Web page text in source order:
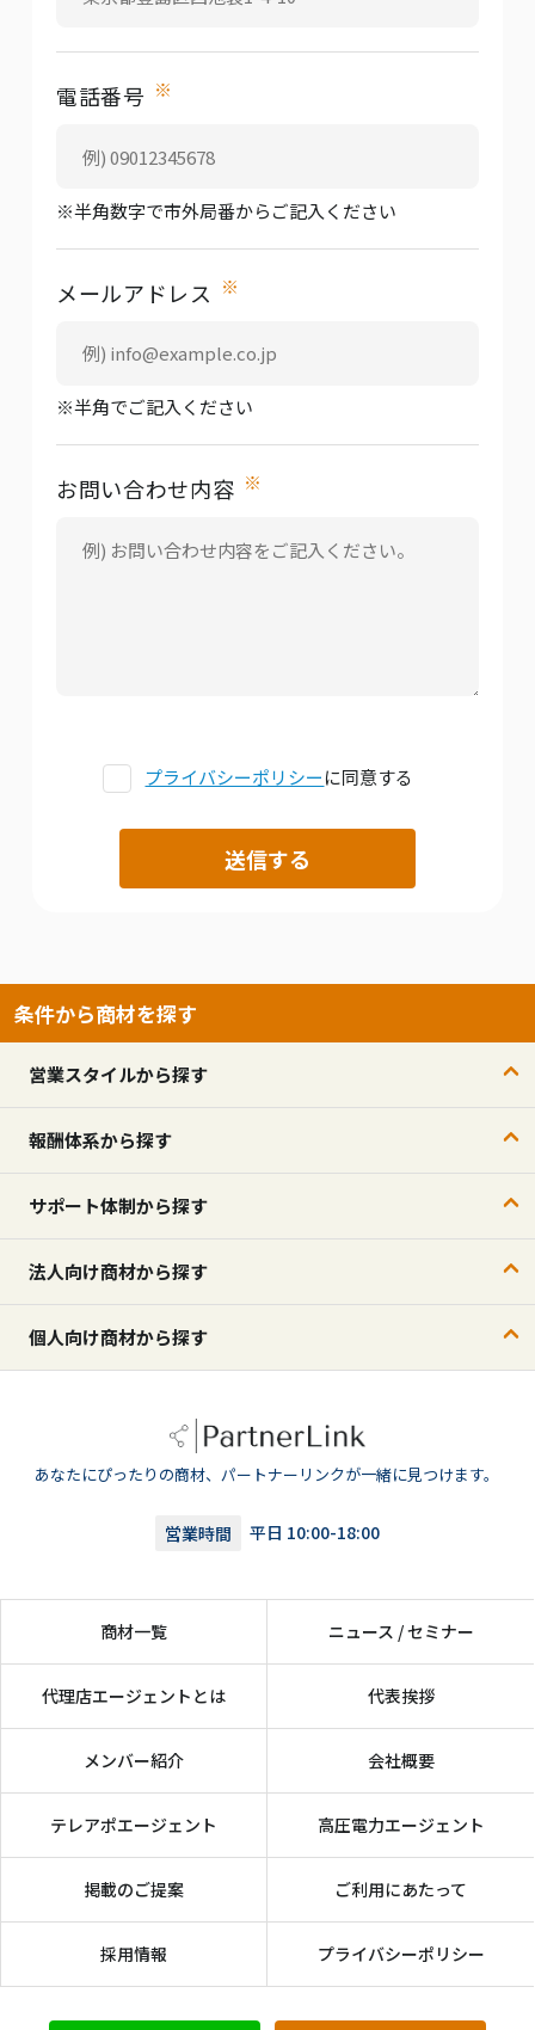
電話番号 ※
※半角数字で市外局番からご記入ください
メールアドレス ※
※半角でご記入ください
お問い合わせ内容 ※
プライバシーポリシーに同意する
条件から商材を探す
営業スタイルから探す
報酬体系から探す
サポート体制から探す
法人向け商材から探す
個人向け商材から探す
あなたにぴったりの商材、パートナーリンクが一緒に見つけます。
営業時間 平日 10:00-18:00
商材一覧 ニュース / セミナー
代理店エージェントとは 代表挨拶
メンバー紹介 会社概要
テレアポエージェント 高圧電力エージェント
掲載のご提案 ご利用にあたって
採用情報 プライバシーポリシー